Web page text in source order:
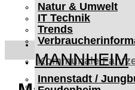
Natur & Umwelt
IT Technik
Trends
MANNHEIM
Innenstadt /
< UKRAINE >
Kommunale
Czernowitz
Nutzfahrzeuge für